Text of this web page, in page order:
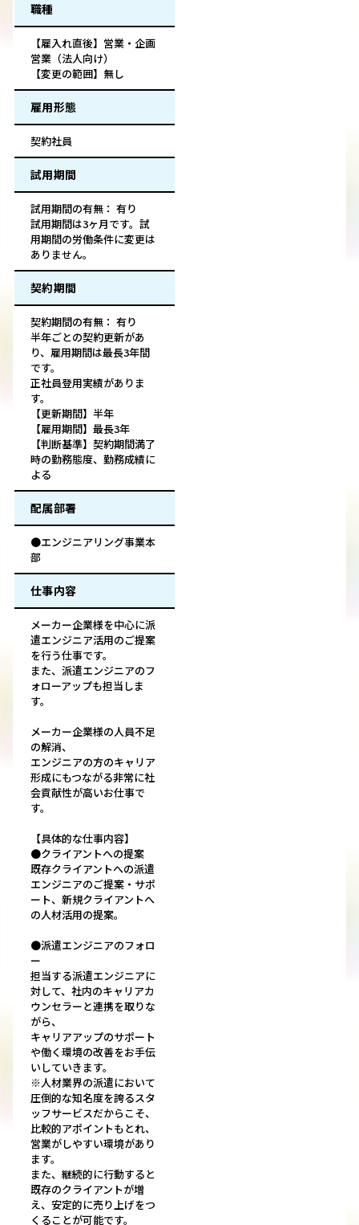
職種
【雇入れ直後】営業・企画
営業（法人向け）
【変更の範囲】無し
雇用形態
契約社員
試用期間
試用期間の有無： 有り
試用期間は3ヶ月です。試
用期間の労働条件に変更は
ありません。
契約期間
契約期間の有無： 有り
半年ごとの契約更新があ
り、雇用期間は最長3年間
です。
正社員登用実績がありま
す。
【更新期間】半年
【雇用期間】最長3年
【判断基準】契約期間満了
時の勤務態度、勤務成績に
よる
配属部署
●エンジニアリング事業本
部
仕事内容
メーカー企業様を中心に派
遣エンジニア活用のご提案
を行う仕事です。
また、派遣エンジニアのフ
ォローアップも担当しま
す。
メーカー企業様の人員不足
の解消、
エンジニアの方のキャリア
形成にもつながる非常に社
会貢献性が高いお仕事で
す。
【具体的な仕事内容】
●クライアントへの提案
既存クライアントへの派遣
エンジニアのご提案・サポ
ート、新規クライアントへ
の人材活用の提案。
●派遣エンジニアのフォロ
ー
担当する派遣エンジニアに
対して、社内のキャリアカ
ウンセラーと連携を取りな
がら、
キャリアアップのサポート
や働く環境の改善をお手伝
いしていきます。
※人材業界の派遣において
圧倒的な知名度を誇るスタ
ッフサービスだからこそ、
比較的アポイントもとれ、
営業がしやすい環境があり
ます。
また、継続的に行動すると
既存のクライアントが増
え、安定的に売り上げをつ
くることが可能です。